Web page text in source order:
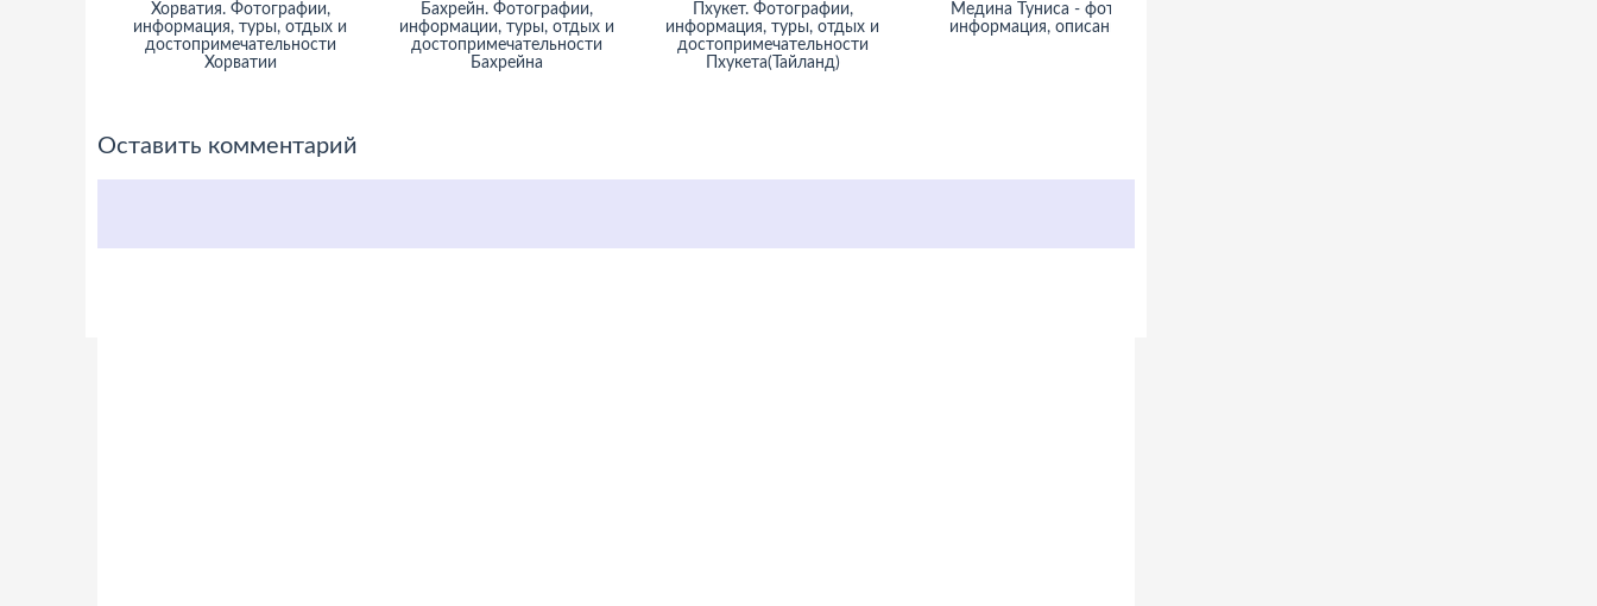
Хорватия. Фотографии,
информация, туры, отдых и
достопримечательности
Хорватии
Бахрейн. Фотографии,
информации, туры, отдых и
достопримечательности
Бахрейна
Пхукет. Фотографии,
информация, туры, отдых и
достопримечательности
Пхукета(Тайланд)
Медина Туниса - фото,
информация, описание
Оставить комментарий